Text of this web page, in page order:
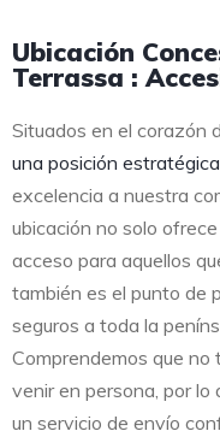
Ubicación
Terrassa :
Situados en el corazón
una posición estratégica
excelencia a nuestra
ubicación no solo
acceso para aquellos
también es el punto de
seguros a toda la
Comprendemos que
venir en persona, por lo
un servicio de envío